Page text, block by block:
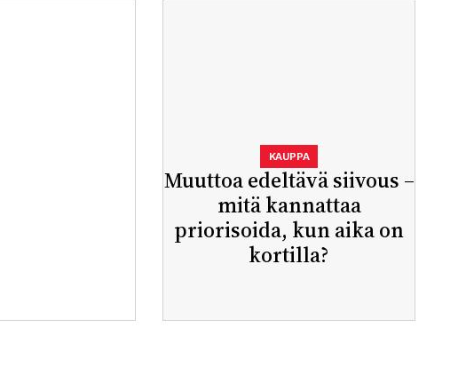
Muuttoa edeltävä siivous –
mitä kannattaa
priorisoida, kun aika on
kortilla?
KAUPPA